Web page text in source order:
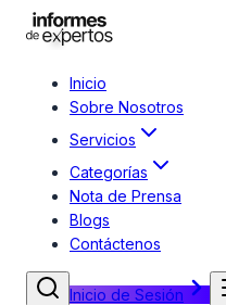
Inicio
Sobre Nosotros
Servicios
Categorías
Nota de Prensa
Blogs
Contáctenos
Inicio de Sesión